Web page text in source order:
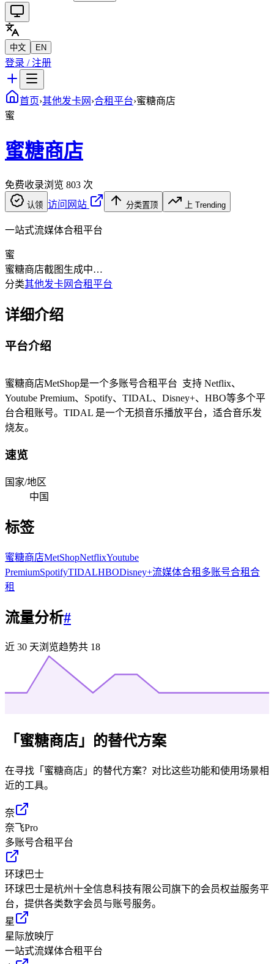
中文 EN
登录 / 注册
首页›其他发卡网 ›合租平台›蜜糖商店
蜜
蜜糖商店
免费收录浏览 803 次
认领 访问网站 分类置顶 上 Trending
一站式流媒体合租平台
蜜
蜜糖商店截图生成中…
分类其他发卡网合租平台
详细介绍
平台介绍
蜜糖商店MetShop是一个多账号合租平台 支持 Netflix、
Youtube Premium、Spotify、TIDAL、Disney+、HBO等多个平
台合租账号。TIDAL 是一个无损音乐播放平台，适合音乐发
烧友。
速览
国家/地区
中国
标签
蜜糖商店MetShopNetflixYoutube
PremiumSpotifyTIDALHBODisney+流媒体合租 多账号合租合
租
流量分析#
近 30 天浏览趋势共 18
「 蜜糖商店 」的替代方案
在寻找「 蜜糖商店 」的替代方案？对比这些功能和使用场景相
近的工具。
奈
奈飞Pro
多账号合租平台
环球巴士
环球巴士是杭州十全信息科技有限公司旗下的会员权益服务平
台，提供各类数字会员与账号服务。
星
星际放映厅
一站式流媒体合租平台